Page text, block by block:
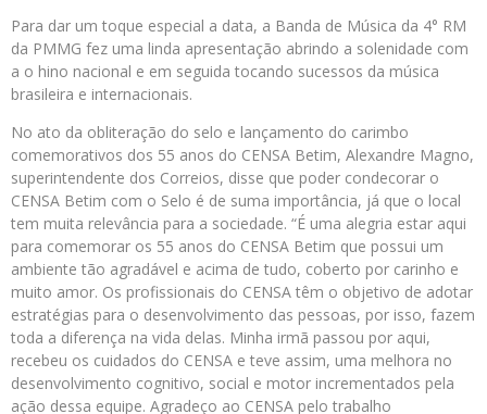
Para dar um toque especial a data, a Banda de Música da 4° RM
da PMMG fez uma linda apresentação abrindo a solenidade com
a o hino nacional e em seguida tocando sucessos da música
brasileira e internacionais.
No ato da obliteração do selo e lançamento do carimbo
comemorativos dos 55 anos do CENSA Betim, Alexandre Magno,
superintendente dos Correios, disse que poder condecorar o
CENSA Betim com o Selo é de suma importância, já que o local
tem muita relevância para a sociedade. “É uma alegria estar aqui
para comemorar os 55 anos do CENSA Betim que possui um
ambiente tão agradável e acima de tudo, coberto por carinho e
muito amor. Os profissionais do CENSA têm o objetivo de adotar
estratégias para o desenvolvimento das pessoas, por isso, fazem
toda a diferença na vida delas. Minha irmã passou por aqui,
recebeu os cuidados do CENSA e teve assim, uma melhora no
desenvolvimento cognitivo, social e motor incrementados pela
ação dessa equipe. Agradeço ao CENSA pelo trabalho